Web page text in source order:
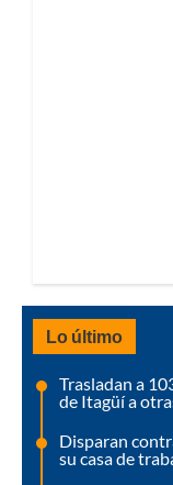
Lo último
Trasladan a
de Itagüí a
Disparan
su casa de